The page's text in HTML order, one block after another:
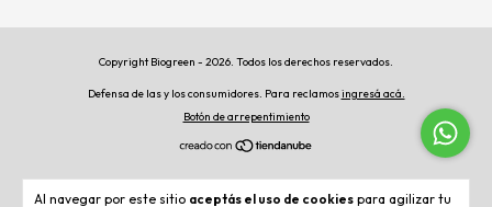
Al navegar por este sitio aceptás el uso de cookies para agilizar tu
Copyright Biogreen - 2026. Todos los derechos reservados.
Defensa de las y los consumidores. Para reclamosingresá acá.
Botón de arrepentimiento